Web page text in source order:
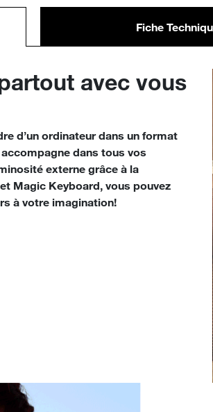
Fiche
avec vous
d’un ordinateur dans un format
dans tous vos
externe grâce à la
Magic Keyboard, vous pouvez
à votre imagination!